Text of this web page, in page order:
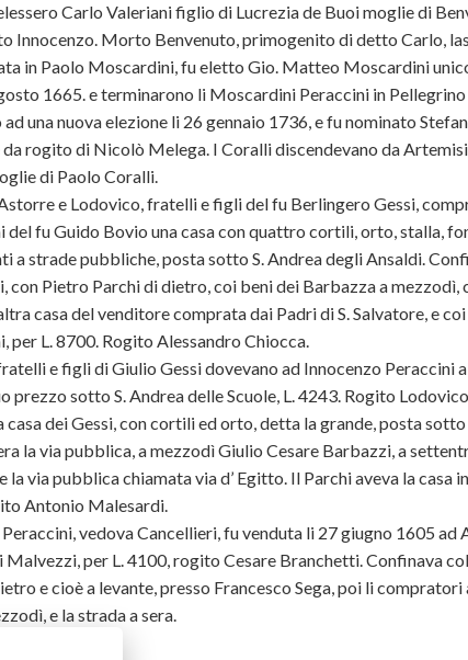
Carlo Valeriani figlio di Lucrezia de Buoi moglie di
Innocenzo. Morto Benvenuto, primogenito di detto Carlo,
in Paolo Moscardini, fu eletto Gio. Matteo Moscardini
1665. e terminarono li Moscardini Peraccini in
una nuova elezione li 26 gennaio 1736, e fu nominato
rogito di Nicolò Melega. I Coralli discendevano da
di Paolo Coralli.
e Lodovico, fratelli e figli del fu Berlingero Gessi,
del fu Guido Bovio una casa con quattro cortili, orto, stalla,
a strade pubbliche, posta sotto S. Andrea degli Ansaldi.
con Pietro Parchi di dietro, coi beni dei Barbazza a mezzodì,
casa del venditore comprata dai Padri di S. Salvatore, e
per L. 8700. Rogito Alessandro Chiocca.
e figli di Giulio Gessi dovevano ad Innocenzo Peraccini
prezzo sotto S. Andrea delle Scuole, L. 4243. Rogito
casa dei Gessi, con cortili ed orto, detta la grande, posta
la via pubblica, a mezzodì Giulio Cesare Barbazzi, a
la via pubblica chiamata via d’ Egitto. Il Parchi aveva la casa
Antonio Malesardi.
vedova Cancellieri, fu venduta li 27 giugno 1605 ad
per L. 4100, rogito Cesare Branchetti. Confinava
e cioè a levante, presso Francesco Sega, poi li compratori
e la strada a sera.